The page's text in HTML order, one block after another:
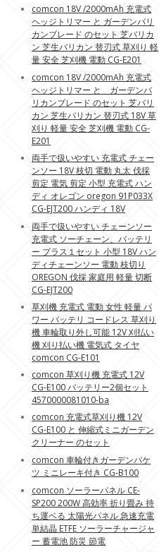
comcon 18V /2000mAh 充電式
ヘッジトリマー と ガーデンバリ
カンブレード のセット 芝バリカ
ン 芝生バリカン 替刃式 草刈り 軽
量 安全 芝刈機 電動 CG-E201
comcon 18V /2000mAh 充電式
ヘッジトリマー と ガーデンバ
リカンブレード のセット 芝バリ
カン 芝生バリカン 替刃式 18V 草
刈り 軽量 安全 芝刈機 電動 CG-
E201
両手で扱いやすい 充電式 チェー
ンソー 18V 枝切 電動 丸太 伐採
剪定 電気 剪定 小型 充電式 ハン
ディ オレゴン oregon 91P033X
CG-EJT200 ハンディ 18V
両手で扱いやすい チェーンソー
充電式 ソーチェーン、バッテリ
ー プラス１セット 小型 18V ハン
ディチェーンソー 電動 枝切り
OREGON 伐採 家庭用 軽量 切断
CG-EJT200
草刈機 充電式 電動 女性 軽量 パ
ワー バッテリ コードレス 草刈り
機 車輪取り外し可能 12V 刈払い
機 刈り払い機 電気式 タイヤ
comcon CG-E101
comcon 草刈り機 充電式 12V
CG-E100 バッテリー2個セット
4570000081010-ba
comcon 充電式草刈り機 12V
CG-E100 と 伸縮式ミニガーデン
クリーナー のセット
comcon 車輪付きガーデンバケ
ツ ミニレーキ付き CG-B100
comcon ソーラーパネル CE-
SP200 200W 高効率 折り畳み 持
ち運ベる 太陽光パネル 急速充電
単結晶 ETFE ソーラーチャージャ
ー 蓄電池 防災 節電